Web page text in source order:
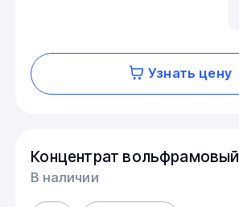
Узнать цену
Концентрат вольфрамовый
В наличии